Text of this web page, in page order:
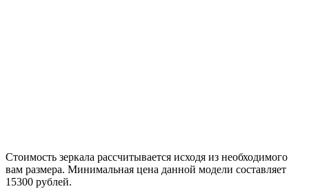
Стоимость зеркала рассчитывается исходя из необходимого
вам размера. Минимальная цена данной модели составляет
15300 рублей.